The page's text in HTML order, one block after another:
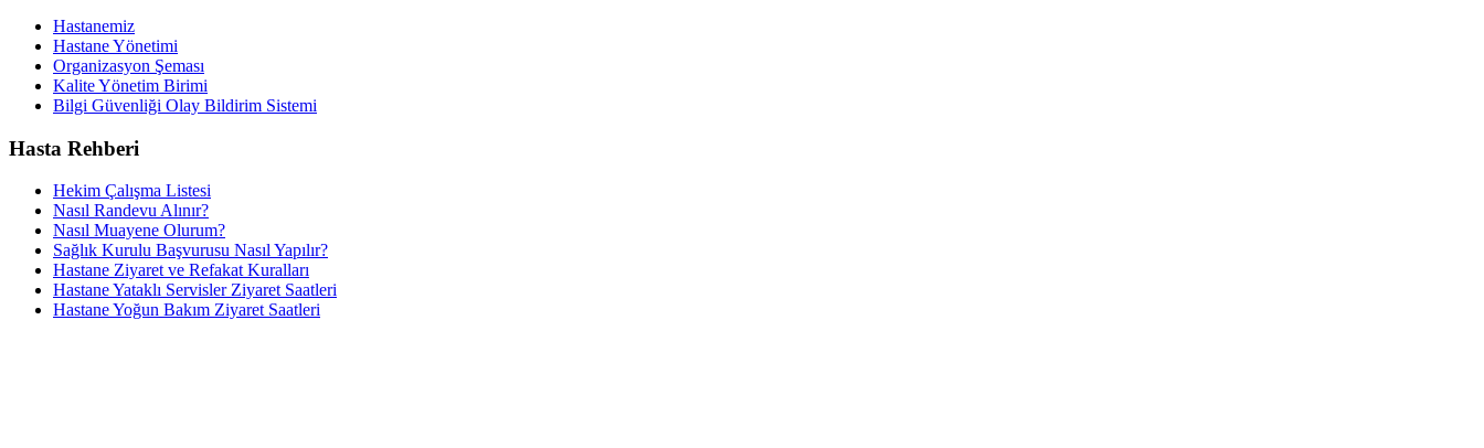
Hastanemiz
Hastane Yönetimi
Organizasyon Şeması
Kalite Yönetim Birimi
Bilgi Güvenliği Olay Bildirim Sistemi
Hasta Rehberi
Hekim Çalışma Listesi
Nasıl Randevu Alınır?
Nasıl Muayene Olurum?
Sağlık Kurulu Başvurusu Nasıl Yapılır?
Hastane Ziyaret ve Refakat Kuralları
Hastane Yataklı Servisler Ziyaret Saatleri
Hastane Yoğun Bakım Ziyaret Saatleri